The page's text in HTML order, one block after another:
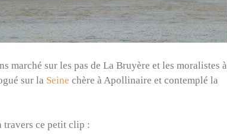
marché sur les pas de La Bruyère et les moralistes à
sur la Seine chère à Apollinaire et contemplé la
travers ce petit clip :